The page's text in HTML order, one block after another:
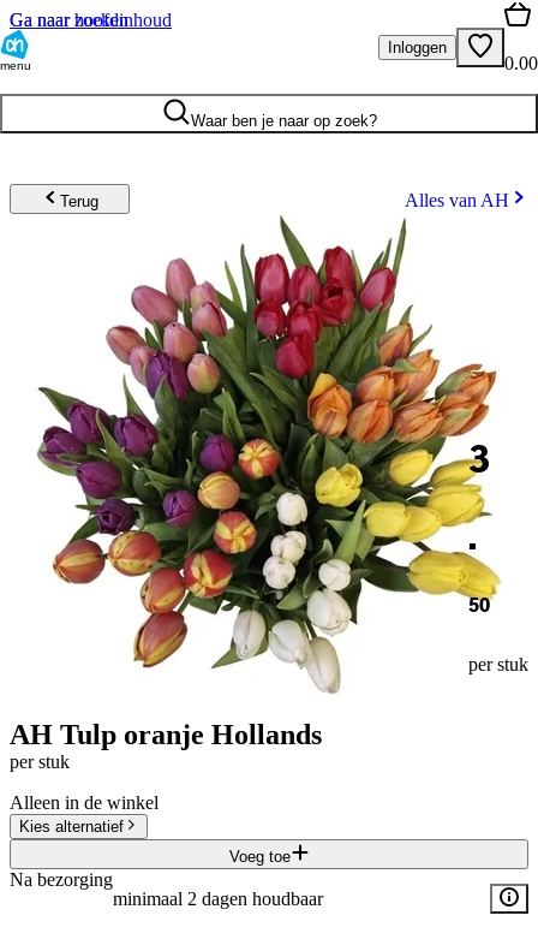
Ga naar hoofdinhoud
Ga naar zoeken
menu
Inloggen
0.00
Waar ben je naar op zoek?
Terug Alles van AH
3
.
50
per stuk
AH Tulp oranje Hollands
per stuk
Alleen in de winkel
Kies alternatief
Voeg toe
Na bezorging
minimaal 2 dagen houdbaar